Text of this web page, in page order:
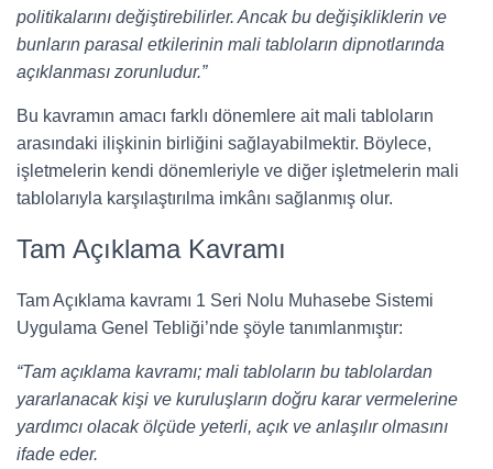
politikalarını değiştirebilirler. Ancak bu değişikliklerin ve
bunların parasal etkilerinin mali tabloların dipnotlarında
açıklanması zorunludur.”
Bu kavramın amacı farklı dönemlere ait mali tabloların
arasındaki ilişkinin birliğini sağlayabilmektir. Böylece,
işletmelerin kendi dönemleriyle ve diğer işletmelerin mali
tablolarıyla karşılaştırılma imkânı sağlanmış olur.
Tam Açıklama Kavramı
Tam Açıklama kavramı 1 Seri Nolu Muhasebe Sistemi
Uygulama Genel Tebliği’nde şöyle tanımlanmıştır:
“Tam açıklama kavramı; mali tabloların bu tablolardan
yararlanacak kişi ve kuruluşların doğru karar vermelerine
yardımcı olacak ölçüde yeterli, açık ve anlaşılır olmasını
ifade eder.